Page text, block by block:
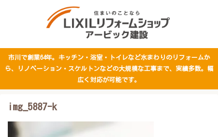
市川で創業64年。キッチン・浴室・トイレなど水まわりのリフォームか
ら、リノベーション・スケルトンなどの大規模な工事まで、実績多数。幅
広く対応が可能です。
img_5887-k